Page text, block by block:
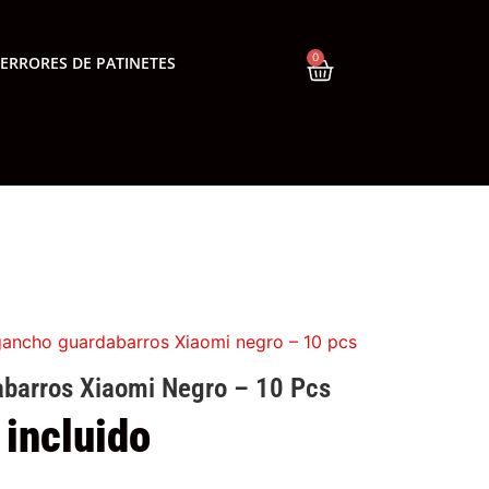
ERRORES DE PATINETES 0
guardabarros Xiaomi negro – 10 pcs
Xiaomi Negro – 10 Pcs
incluido